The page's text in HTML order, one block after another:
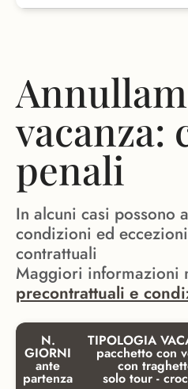
vacanza:
penali
In alcuni casi possono
condizioni ed
contrattuali
Maggiori informazioni
precontrattuali e
N.
GIORNI
ante
partenza
TIPOLOGIA
pacchetto con
con
solo tour -